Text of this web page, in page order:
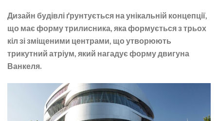
Дизайн будівлі ґрунтується на унікальній концепції,
що має форму трилисника, яка формується з трьох
кіл зі зміщеними центрами, що утворюють
трикутний атріум, який нагадує форму двигуна
Ванкеля.